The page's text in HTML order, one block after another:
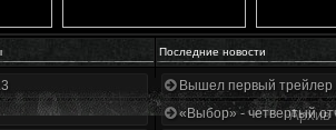
Последние новости
трейлера
Вышел первый трейлер
«Выбор» - четвертыйАрхив